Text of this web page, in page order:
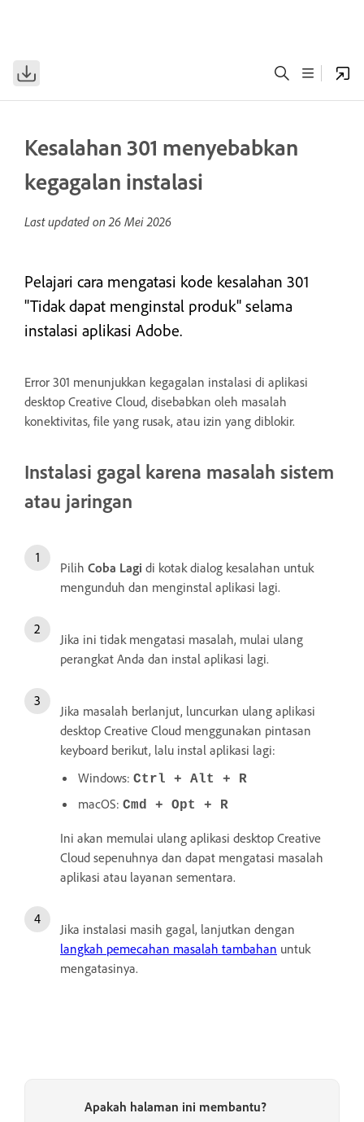
Kesalahan 301 menyebabkan
kegagalan instalasi
Last updated on26 Mei 2026
Pelajari cara mengatasi kode kesalahan 301
"Tidak dapat menginstal produk" selama
instalasi aplikasi Adobe.
Error 301 menunjukkan kegagalan instalasi di aplikasi
desktop Creative Cloud, disebabkan oleh masalah
konektivitas, file yang rusak, atau izin yang diblokir.
Instalasi gagal karena masalah sistem
atau jaringan
Pilih Coba Lagi di kotak dialog kesalahan untuk
mengunduh dan menginstal aplikasi lagi.
Jika ini tidak mengatasi masalah, mulai ulang
perangkat Anda dan instal aplikasi lagi.
Jika masalah berlanjut, luncurkan ulang aplikasi
desktop Creative Cloud menggunakan pintasan
keyboard berikut, lalu instal aplikasi lagi:
Windows: Ctrl + Alt + R
macOS: Cmd + Opt + R
Ini akan memulai ulang aplikasi desktop Creative
Cloud sepenuhnya dan dapat mengatasi masalah
aplikasi atau layanan sementara.
Jika instalasi masih gagal, lanjutkan dengan
langkah pemecahan masalah tambahan untuk
mengatasinya.
Apakah halaman ini membantu?